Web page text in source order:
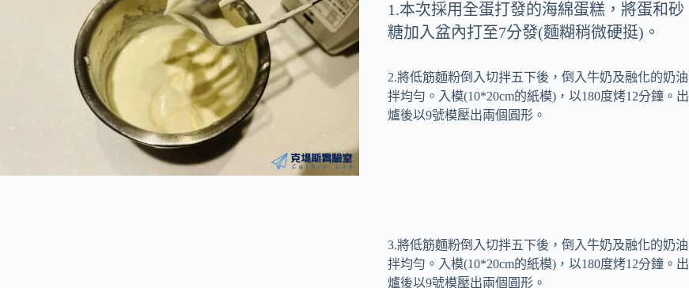
1.本次採用全蛋打發的海綿蛋糕，將蛋和砂
糖加入盆內打至7分發(麵糊稍微硬挺)。
2.將低筋麵粉倒入切拌五下後，倒入牛奶及融化的奶油
拌均勻。入模(10*20cm的紙模)，以180度烤12分鐘。出
爐後以9號模壓出兩個圓形。
3.將低筋麵粉倒入切拌五下後，倒入牛奶及融化的奶油
拌均勻。入模(10*20cm的紙模)，以180度烤12分鐘。出
爐後以9號模壓出兩個圓形。